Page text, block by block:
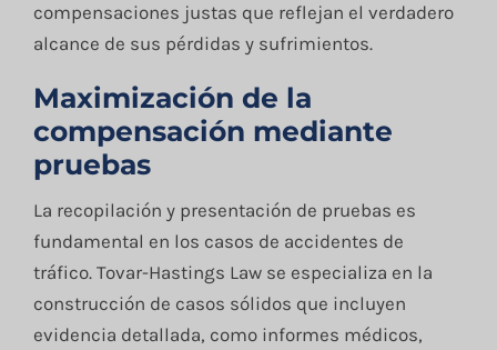
compensaciones justas que reflejan el verdadero
alcance de sus pérdidas y sufrimientos.
Maximización de la
compensación mediante
pruebas
La recopilación y presentación de pruebas es
fundamental en los casos de accidentes de
tráfico. Tovar-Hastings Law se especializa en la
construcción de casos sólidos que incluyen
evidencia detallada, como informes médicos,